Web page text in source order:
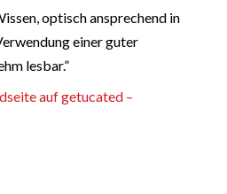
optisch ansprechend in
einer guter
lesbar.”
auf getucated –